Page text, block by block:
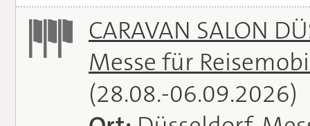
CARAVAN SALON
Messe für
(28.08.-06.09.2026)